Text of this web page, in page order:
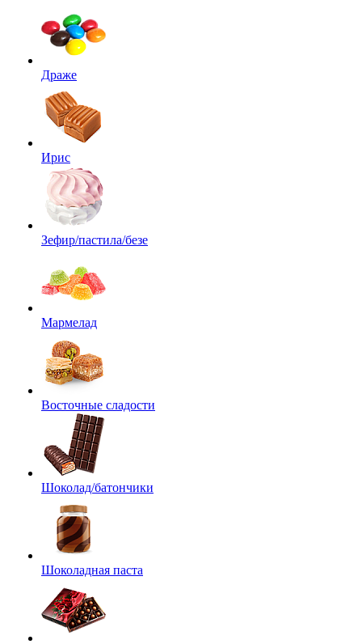
Драже
Ирис
Зефир/пастила/безе
Мармелад
Восточные сладости
Шоколад/батончики
Шоколадная паста